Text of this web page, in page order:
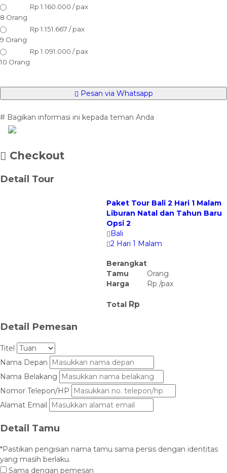
8 Orang
Rp 1.160.000 / pax
9 Orang
Rp 1.151.667 / pax
10 Orang
Rp 1.091.000 / pax
Pesan via Whatsapp
# Bagikan informasi ini kepada teman Anda
Checkout
Detail Tour
Paket Tour Bali 2 Hari 1 Malam
Liburan Natal dan Tahun Baru
Opsi 2
Bali
2 Hari 1 Malam
Berangkat
Tamu
Orang
Harga
Rp /pax
Total Rp
Detail Pemesan
Titel
Nama Depan
Nama Belakang
Nomor Telepon/HP
Alamat Email
Detail Tamu
*Pastikan pengisian nama tamu sama persis dengan identitas
yang masih berlaku.
Sama dengan pemesan